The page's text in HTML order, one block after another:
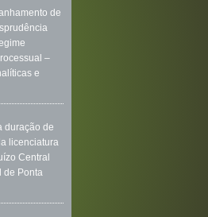
de
–
e
duração de
licenciatura
Central
de Ponta